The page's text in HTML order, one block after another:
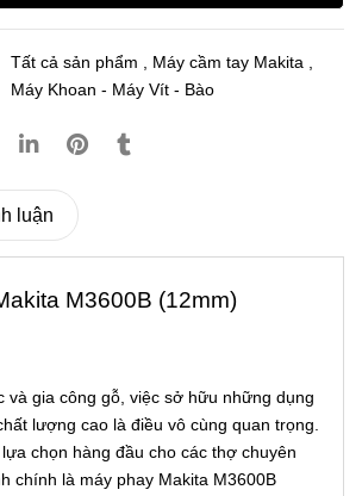
Tất cả sản phẩm , Máy cầm tay Makita ,
Máy Khoan - Máy Vít - Bào
luận
M3600B (12mm)
và gia công gỗ, việc sở hữu những dụng
lượng cao là điều vô cùng quan trọng.
chọn hàng đầu cho các thợ chuyên
chính là máy phay Makita M3600B